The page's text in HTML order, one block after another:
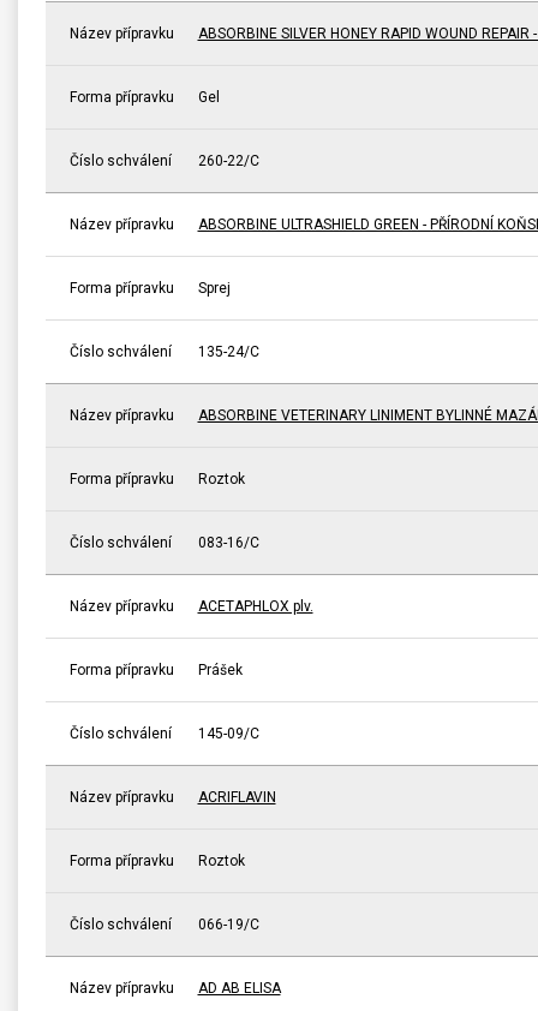
Název přípravku ABSORBINE SILVER HONEY RAPID WOUND REPAIR
Forma přípravku Gel
Číslo schválení 260-22/C
Název přípravku ABSORBINE ULTRASHIELD GREEN - PŘÍRODNÍ
Forma přípravku Sprej
Číslo schválení 135-24/C
Název přípravku ABSORBINE VETERINARY LINIMENT BYLINNÉ
Forma přípravku Roztok
Číslo schválení 083-16/C
Název přípravku ACETAPHLOX plv.
Forma přípravku Prášek
Číslo schválení 145-09/C
Název přípravku ACRIFLAVIN
Forma přípravku Roztok
Číslo schválení 066-19/C
Název přípravku AD AB ELISA